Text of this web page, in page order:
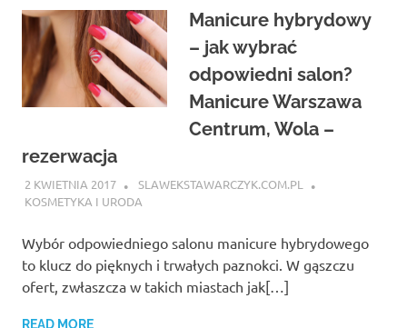
Manicure hybrydowy
– jak wybrać
odpowiedni salon?
Manicure Warszawa
Centrum, Wola –
rezerwacja
2 KWIETNIA 2017
SLAWEKSTAWARCZYK.COM.PL
KOSMETYKA I URODA
Wybór odpowiedniego salonu manicure hybrydowego
to klucz do pięknych i trwałych paznokci. W gąszczu
ofert, zwłaszcza w takich miastach jak[…]
READ MORE